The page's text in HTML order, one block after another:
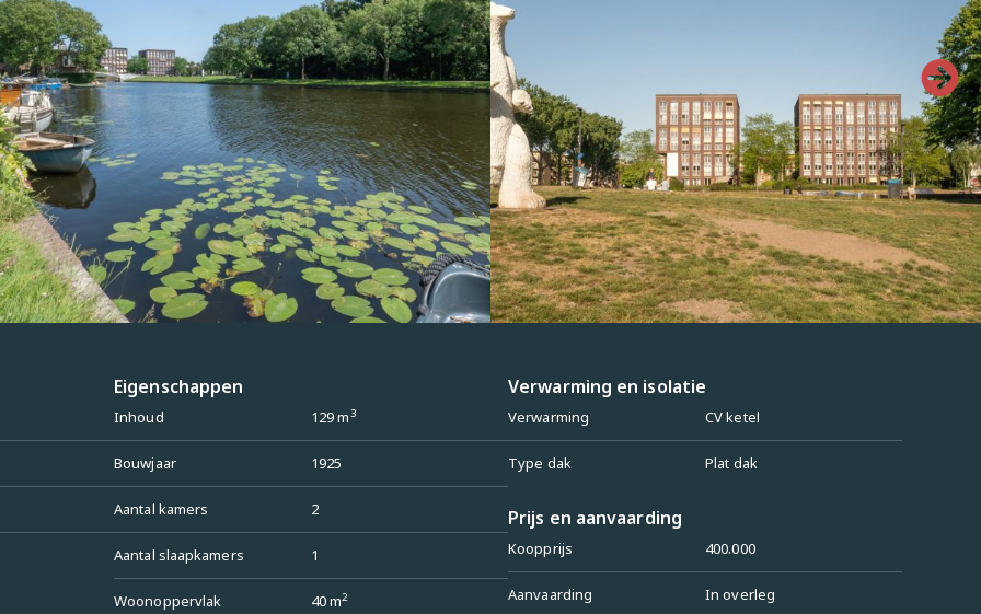
doe je je
bij Zenzero om de
de komst van het
– een
en
West 3.1 – check
beheerd. Er
Eigenschappen
Inhoud 129 m3
Bouwjaar 1925
Aantal kamers 2
Aantal slaapkamers 1
Woonoppervlak 40 m2
Verwarming en isolatie
Verwarming CV ketel
Type dak Plat dak
Prijs en aanvaarding
Koopprijs 400.000
Aanvaarding In overleg